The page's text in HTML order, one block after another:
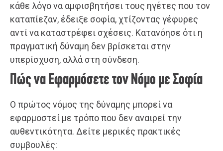
κάθε λόγο να αμφισβητήσει τους ηγέτες που τον
καταπίεζαν, έδειξε σοφία, χτίζοντας γέφυρες
αντί να καταστρέφει σχέσεις. Κατανόησε ότι η
πραγματική δύναμη δεν βρίσκεται στην
υπερίσχυση, αλλά στη σύνδεση.
Πώς να Εφαρμόσετε τον Νόμο με Σοφία
Ο πρώτος νόμος της δύναμης μπορεί να
εφαρμοστεί με τρόπο που δεν αναιρεί την
αυθεντικότητα. Δείτε μερικές πρακτικές
συμβουλές: